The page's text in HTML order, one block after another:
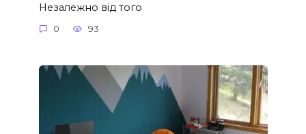
Незалежно від того
0 93